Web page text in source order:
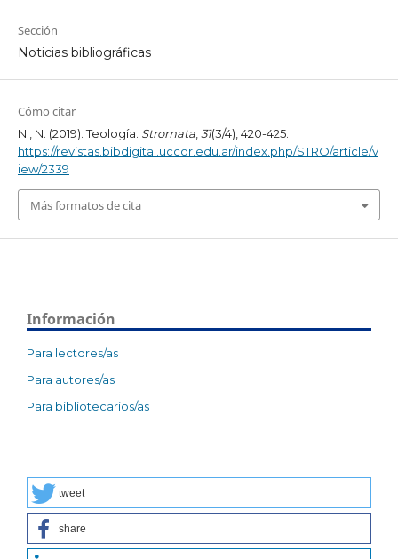
Sección
Noticias bibliográficas
Cómo citar
N., N. (2019). Teología. Stromata,31(3/4), 420-425.
https://revistas.bibdigital.uccor.edu.ar/index.php/STRO/article/v
iew/2339
Más formatos de cita
Información
Para lectores/as
Para autores/as
Para bibliotecarios/as
tweet
share